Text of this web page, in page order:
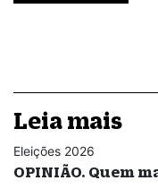
Leia mais
Eleições 2026
OPINIÃO. Quem